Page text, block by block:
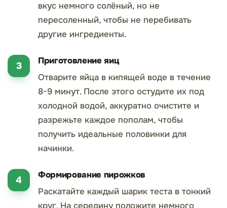
вкус немного солёный, но не
пересоленный, чтобы не перебивать
другие ингредиенты.
Приготовление яиц
Отварите яйца в кипящей воде в течение
8-9 минут. После этого остудите их под
холодной водой, аккуратно очистите и
разрежьте каждое пополам, чтобы
получить идеальные половинки для
начинки.
Формирование пирожков
Раскатайте каждый шарик теста в тонкий
круг. На середину положите немного